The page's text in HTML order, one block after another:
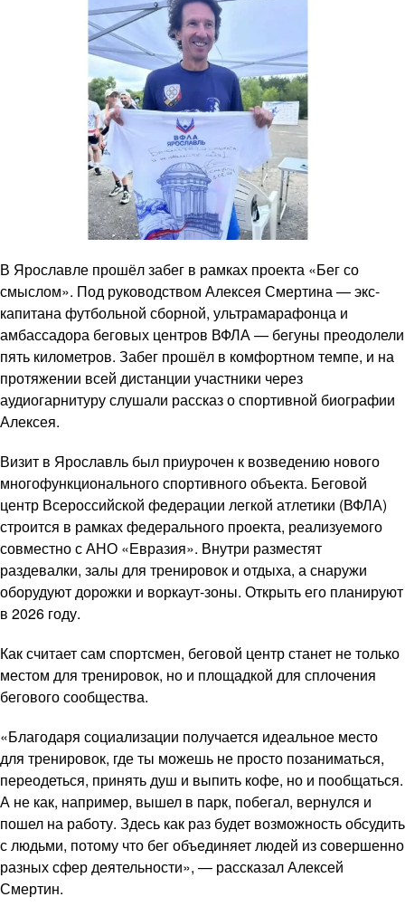
В Ярославле прошёл забег в рамках проекта «Бег со
смыслом». Под руководством Алексея Смертина — экс-
капитана футбольной сборной, ультрамарафонца и
амбассадора беговых центров ВФЛА — бегуны преодолели
пять километров. Забег прошёл в комфортном темпе, и на
протяжении всей дистанции участники через
аудиогарнитуру слушали рассказ о спортивной биографии
Алексея.
Визит в Ярославль был приурочен к возведению нового
многофункционального спортивного объекта. Беговой
центр Всероссийской федерации легкой атлетики (ВФЛА)
строится в рамках федерального проекта, реализуемого
совместно с АНО «Евразия». Внутри разместят
раздевалки, залы для тренировок и отдыха, а снаружи
оборудуют дорожки и воркаут-зоны. Открыть его планируют
в 2026 году.
Как считает сам спортсмен, беговой центр станет не только
местом для тренировок, но и площадкой для сплочения
бегового сообщества.
«Благодаря социализации получается идеальное место
для тренировок, где ты можешь не просто позаниматься,
переодеться, принять душ и выпить кофе, но и пообщаться.
А не как, например, вышел в парк, побегал, вернулся и
пошел на работу. Здесь как раз будет возможность обсудить
с людьми, потому что бег объединяет людей из совершенно
разных сфер деятельности», — рассказал Алексей
Смертин.